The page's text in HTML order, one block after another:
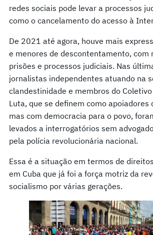
redes sociais pode levar a processos
como o cancelamento do acesso à
De 2021 até agora, houve mais
e menores de descontentamento, com
prisões e processos judiciais. Nas
jornalistas independentes atuando na
clandestinidade e membros do
Luta, que se definem como apoiadores
mas com democracia para o povo,
levados a interrogatórios sem
pela polícia revolucionária nacional.
Essa é a situação em termos de
em Cuba que já foi a força motriz da
socialismo por várias gerações.